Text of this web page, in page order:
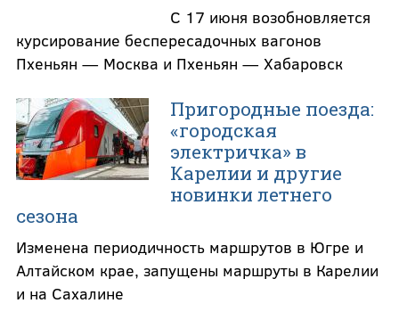
С 17 июня возобновляется
курсирование беспересадочных вагонов
Пхеньян — Москва и Пхеньян — Хабаровск
Пригородные поезда:
«городская
электричка» в
Карелии и другие
новинки летнего
сезона
Изменена периодичность маршрутов в Югре и
Алтайском крае, запущены маршруты в Карелии
и на Сахалине